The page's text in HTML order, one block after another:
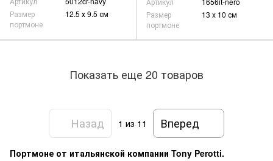
Размер
портмоне
12.5 х 9.5 см
Размер
портмоне
13 х 10 см
Показать еще 20 товаров
Назад 1 из 11 Вперед
Портмоне от итальянской компании Tony Perotti.